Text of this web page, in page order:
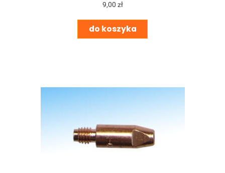
9,00 zł
do koszyka